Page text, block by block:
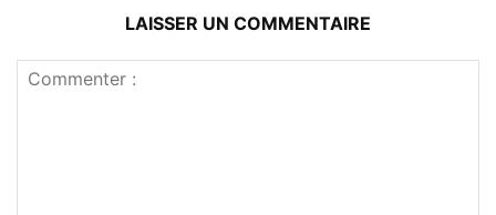
LAISSER UN COMMENTAIRE